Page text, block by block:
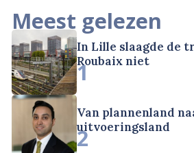
Meest gelezen
In Lille slaagde de
Roubaix niet
1
Van plannenland
uitvoeringsland
2